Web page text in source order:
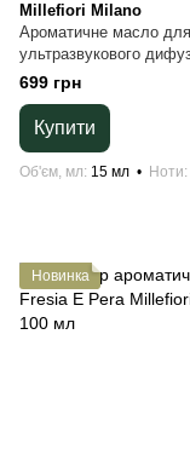
Millefiori Milano
Ароматичне масло для
ультразвукового
Fresia E Pera Millefiori
699 грн
Купити
Об'єм, мл 15 мл Ноти
Новинка